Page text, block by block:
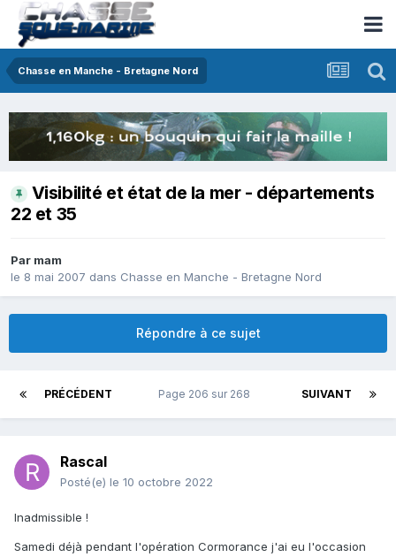
Chasse en Manche - Bretagne Nord
Visibilité et état de la mer - départements
22 et 35
Par mam
le 8 mai 2007 dans Chasse en Manche - Bretagne Nord
Répondre à ce sujet
PRÉCÉDENT SUIVANT
Page 206 sur 268
Rascal
Posté(e) le 10 octobre 2022
Inadmissible !
Samedi déjà pendant l'opération Cormorance j'ai eu l'occasion